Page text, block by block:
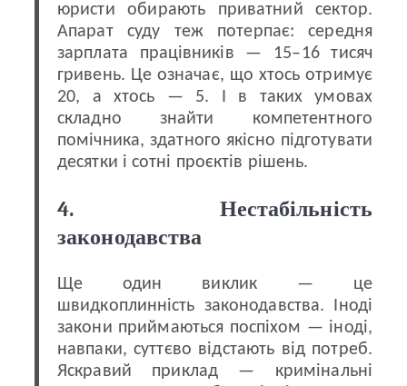
юристи обирають приватний сектор.
Апарат суду теж потерпає: середня
зарплата працівників — 15–16 тисяч
гривень. Це означає, що хтось отримує
20, а хтось — 5. І в таких умовах
складно знайти компетентного
помічника, здатного якісно підготувати
десятки і сотні проєктів рішень.
4. Нестабільність
законодавства
Ще один виклик — це
швидкоплинність законодавства. Іноді
закони приймаються поспіхом — іноді,
навпаки, суттєво відстають від потреб.
Яскравий приклад — кримінальні